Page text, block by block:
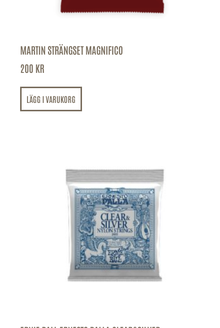
MARTIN STRÄNGSET MAGNIFICO
200 KR
LÄGG I VARUKORG